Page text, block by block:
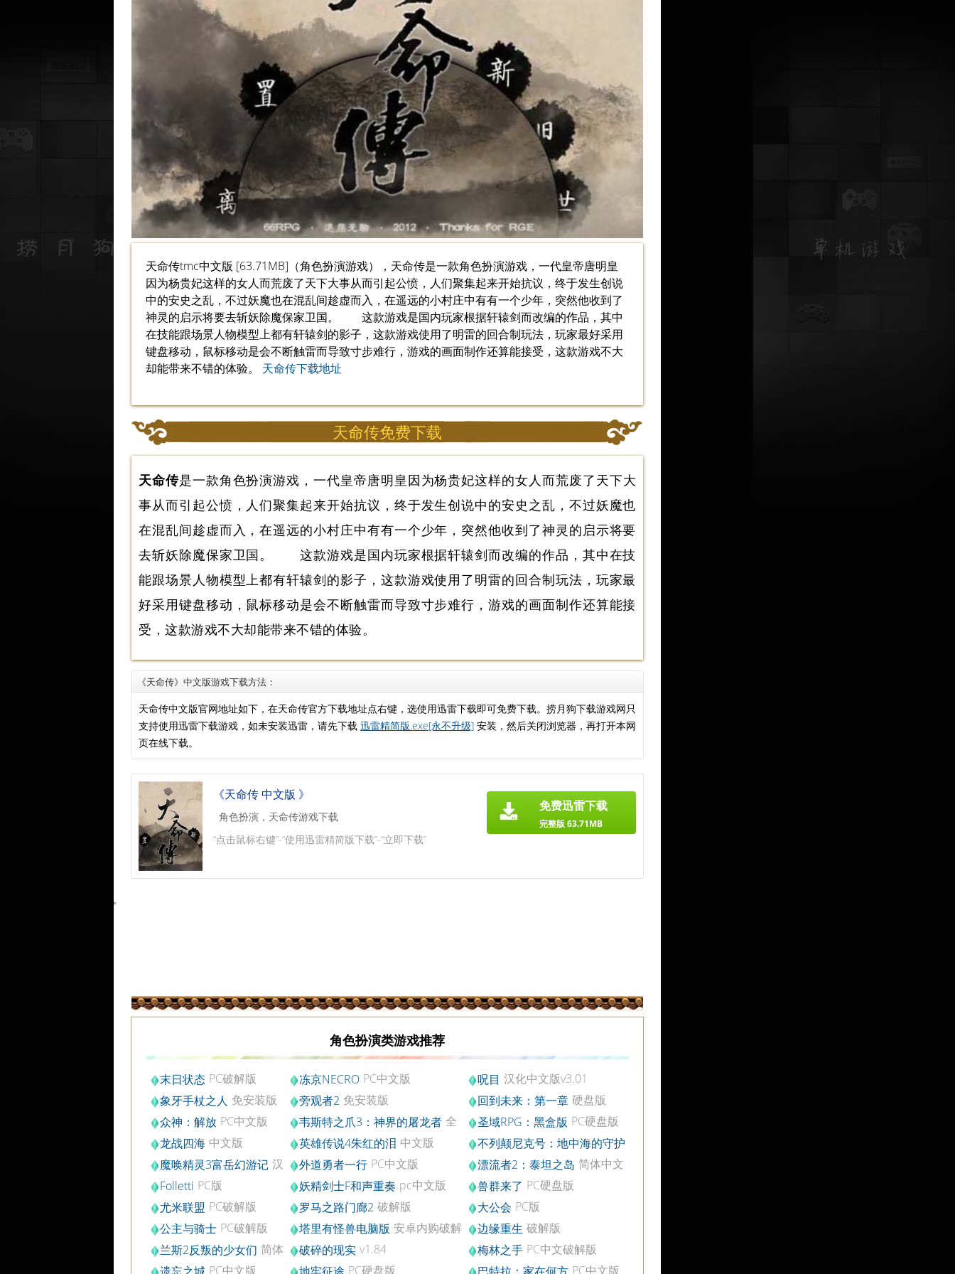
天命传tmc中文版 [63.71MB]（角色扮演游戏），天命传是一款角色扮演游戏，一代皇帝唐明皇
因为杨贵妃这样的女人而荒废了天下大事从而引起公愤，人们聚集起来开始抗议，终于发生创说
中的安史之乱，不过妖魔也在混乱间趁虚而入，在遥远的小村庄中有有一个少年，突然他收到了
神灵的启示将要去斩妖除魔保家卫国。 这款游戏是国内玩家根据轩辕剑而改编的作品，其中
在技能跟场景人物模型上都有轩辕剑的影子，这款游戏使用了明雷的回合制玩法，玩家最好采用
键盘移动，鼠标移动是会不断触雷而导致寸步难行，游戏的画面制作还算能接受，这款游戏不大
却能带来不错的体验。 天命传下载地址
天命传免费下载
天命传是一款角色扮演游戏，一代皇帝唐明皇因为杨贵妃这样的女人而荒废了天下大
事从而引起公愤，人们聚集起来开始抗议，终于发生创说中的安史之乱，不过妖魔也
在混乱间趁虚而入，在遥远的小村庄中有有一个少年，突然他收到了神灵的启示将要
去斩妖除魔保家卫国。 这款游戏是国内玩家根据轩辕剑而改编的作品，其中在技
能跟场景人物模型上都有轩辕剑的影子，这款游戏使用了明雷的回合制玩法，玩家最
好采用键盘移动，鼠标移动是会不断触雷而导致寸步难行，游戏的画面制作还算能接
受，这款游戏不大却能带来不错的体验。
《天命传》中文版游戏下载方法：
天命传中文版官网地址如下，在天命传官方下载地址点右键，选使用迅雷下载即可免费下载。捞月狗下载游戏网只
支持使用迅雷下载游戏，如未安装迅雷，请先下载 迅雷精简版.exe[永不升级] 安装，然后关闭浏览器，再打开本网
页在线下载。
《天命传 中文版 》
角色扮演，天命传游戏下载
“点击鼠标右键”-“使用迅雷精简版下载”-“立即下载”
免费迅雷下载
完整版 63.71MB
角色扮演类游戏推荐
末日状态 PC破解版 冻京NECRO PC中文版 呪目 汉化中文版v3.01
象牙手杖之人 免安装版 旁观者2 免安装版 回到未来：第一章 硬盘版
众神：解放 PC中文版 韦斯特之爪3：神界的屠龙者 全
DLC破解硬盘版
圣域RPG：黑盒版 PC硬盘版
龙战四海 中文版 英雄传说4朱红的泪 中文版
不列颠尼克号：地中海的守护
者 PC硬盘版
魔唤精灵3富岳幻游记 汉
化中文版
外道勇者一行 PC中文版 漂流者2：泰坦之岛 简体中文
版
Folletti PC版 妖精剑士F和声重奏 pc中文版 兽群来了 PC硬盘版
尤米联盟 PC破解版 罗马之路门廊2 破解版 大公会 PC版
公主与骑士 PC破解版 塔里有怪兽电脑版 安卓内购破解
版v1.0.0
边缘重生 破解版
兰斯2反叛的少女们 简体
中文重制版
破碎的现实 v1.84 梅林之手 PC中文破解版
PC中文版 PC硬盘版 PC中文版